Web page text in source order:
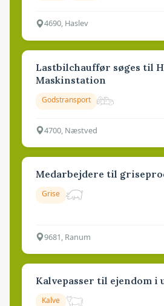
4690, Haslev
Lastbilchauffør søges til
Maskinstation
Godstransport
4700, Næstved
Medarbejdere til
Grise
9681, Ranum
Kalvepasser til ejendom i
Kalve